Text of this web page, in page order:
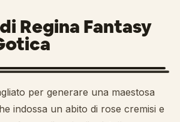
Regina Fantasy
per generare una maestosa
indossa un abito di rose cremisi e